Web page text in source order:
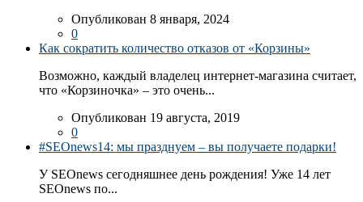
Опубликован 8 января, 2024
0
Как сократить количество отказов от «Корзины»
Возможно, каждый владелец интернет-магазина считает,
что «Корзиночка» – это очень...
Опубликован 19 августа, 2019
0
#SEOnews14: мы празднуем – вы получаете подарки!
У SEOnews сегодняшнее день рождения! Уже 14 лет
SEOnews по...